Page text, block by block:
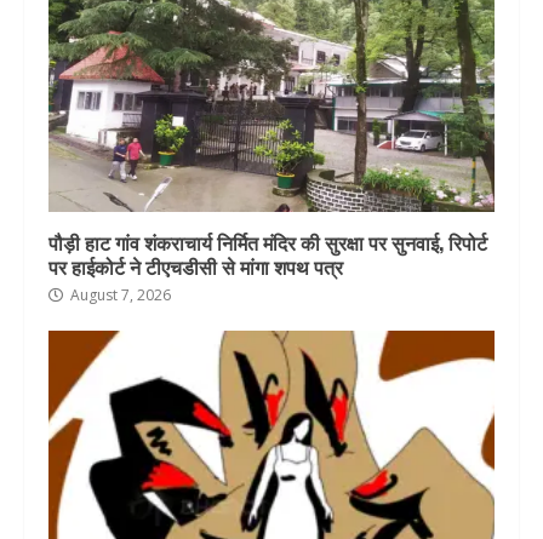
पौड़ी हाट गांव शंकराचार्य निर्मित मंदिर की सुरक्षा पर सुनवाई, रिपोर्ट
पर हाईकोर्ट ने टीएचडीसी से मांगा शपथ पत्र
August 7, 2026